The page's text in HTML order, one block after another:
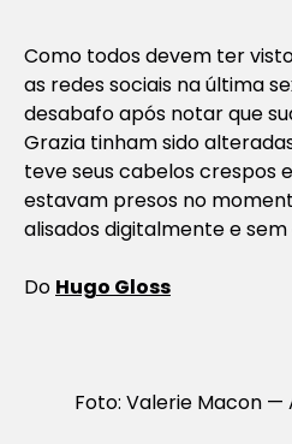
Como todos devem ter
as redes sociais na última
desabafo após notar que
Grazia tinham sido
teve seus cabelos crespos
estavam presos no
alisados digitalmente e
Do Hugo Gloss
Foto: Valerie Macon